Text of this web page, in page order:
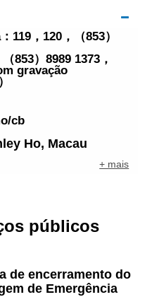
mental para a
comunidade
119，120，（853）
853）8989 1373，
gravação
cb
Ho, Macau
+ mais
públicos
de encerramento do
de Emergência